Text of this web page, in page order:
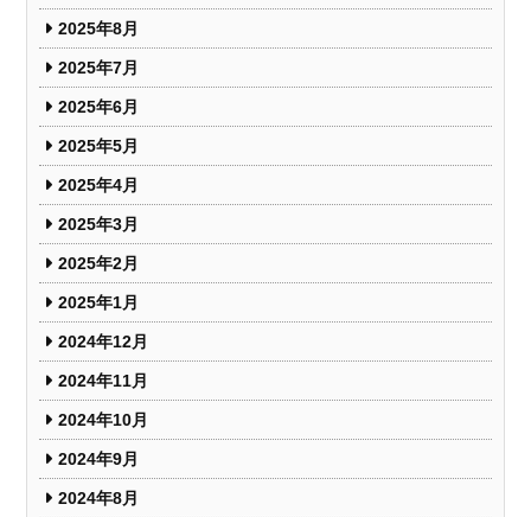
2025年8月
2025年7月
2025年6月
2025年5月
2025年4月
2025年3月
2025年2月
2025年1月
2024年12月
2024年11月
2024年10月
2024年9月
2024年8月